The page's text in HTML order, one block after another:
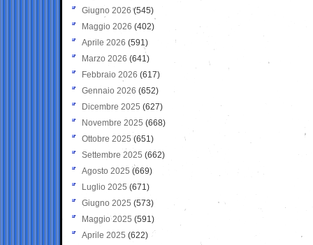
Giugno 2026 (545)
Maggio 2026 (402)
Aprile 2026 (591)
Marzo 2026 (641)
Febbraio 2026 (617)
Gennaio 2026 (652)
Dicembre 2025 (627)
Novembre 2025 (668)
Ottobre 2025 (651)
Settembre 2025 (662)
Agosto 2025 (669)
Luglio 2025 (671)
Giugno 2025 (573)
Maggio 2025 (591)
Aprile 2025 (622)